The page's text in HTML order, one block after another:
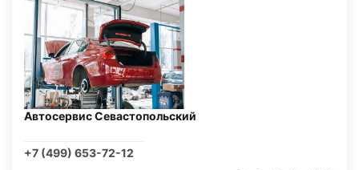
Автосервис Севастопольский
+7 (499) 653-72-12